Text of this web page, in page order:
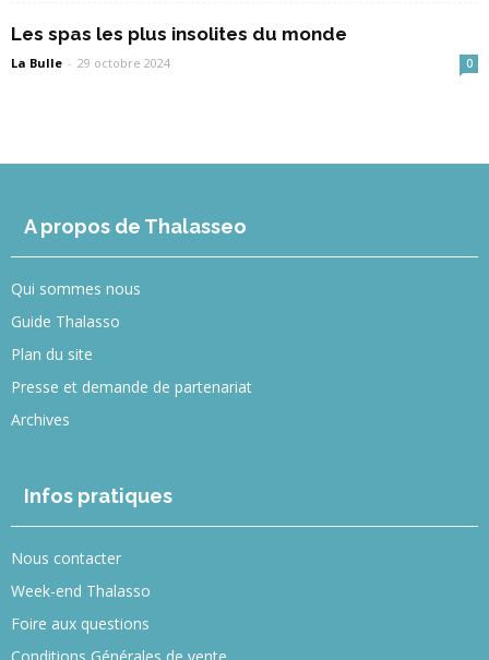
Les spas les plus insolites du monde
La Bulle - 29 octobre 2024 0
A propos de Thalasseo
Qui sommes nous
Guide Thalasso
Plan du site
Presse et demande de partenariat
Archives
Infos pratiques
Nous contacter
Week-end Thalasso
Foire aux questions